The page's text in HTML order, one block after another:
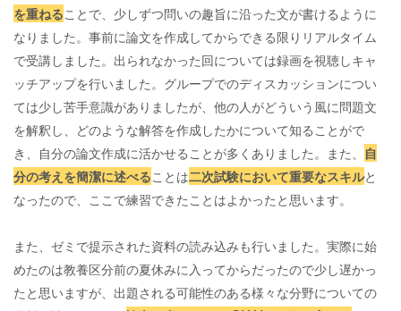
を重ねることで、少しずつ問いの趣旨に沿った文が書けるように
なりました。事前に論文を作成してからできる限りリアルタイム
で受講しました。出られなかった回については録画を視聴しキャ
ッチアップを行いました。グループでのディスカッションについ
ては少し苦手意識がありましたが、他の人がどういう風に問題文
を解釈し、どのような解答を作成したかについて知ることがで
き、自分の論文作成に活かせることが多くありました。また、 自
分の考えを簡潔に述べることは二次試験において重要なスキルと
なったので、ここで練習できたことはよかったと思います。
また、ゼミで提示された資料の読み込みも行いました。実際に始
めたのは教養区分前の夏休みに入ってからだったので少し遅かっ
たと思いますが、出題される可能性のある様々な分野についての